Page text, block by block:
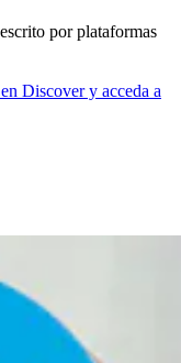
por plataformas
Discover y acceda a